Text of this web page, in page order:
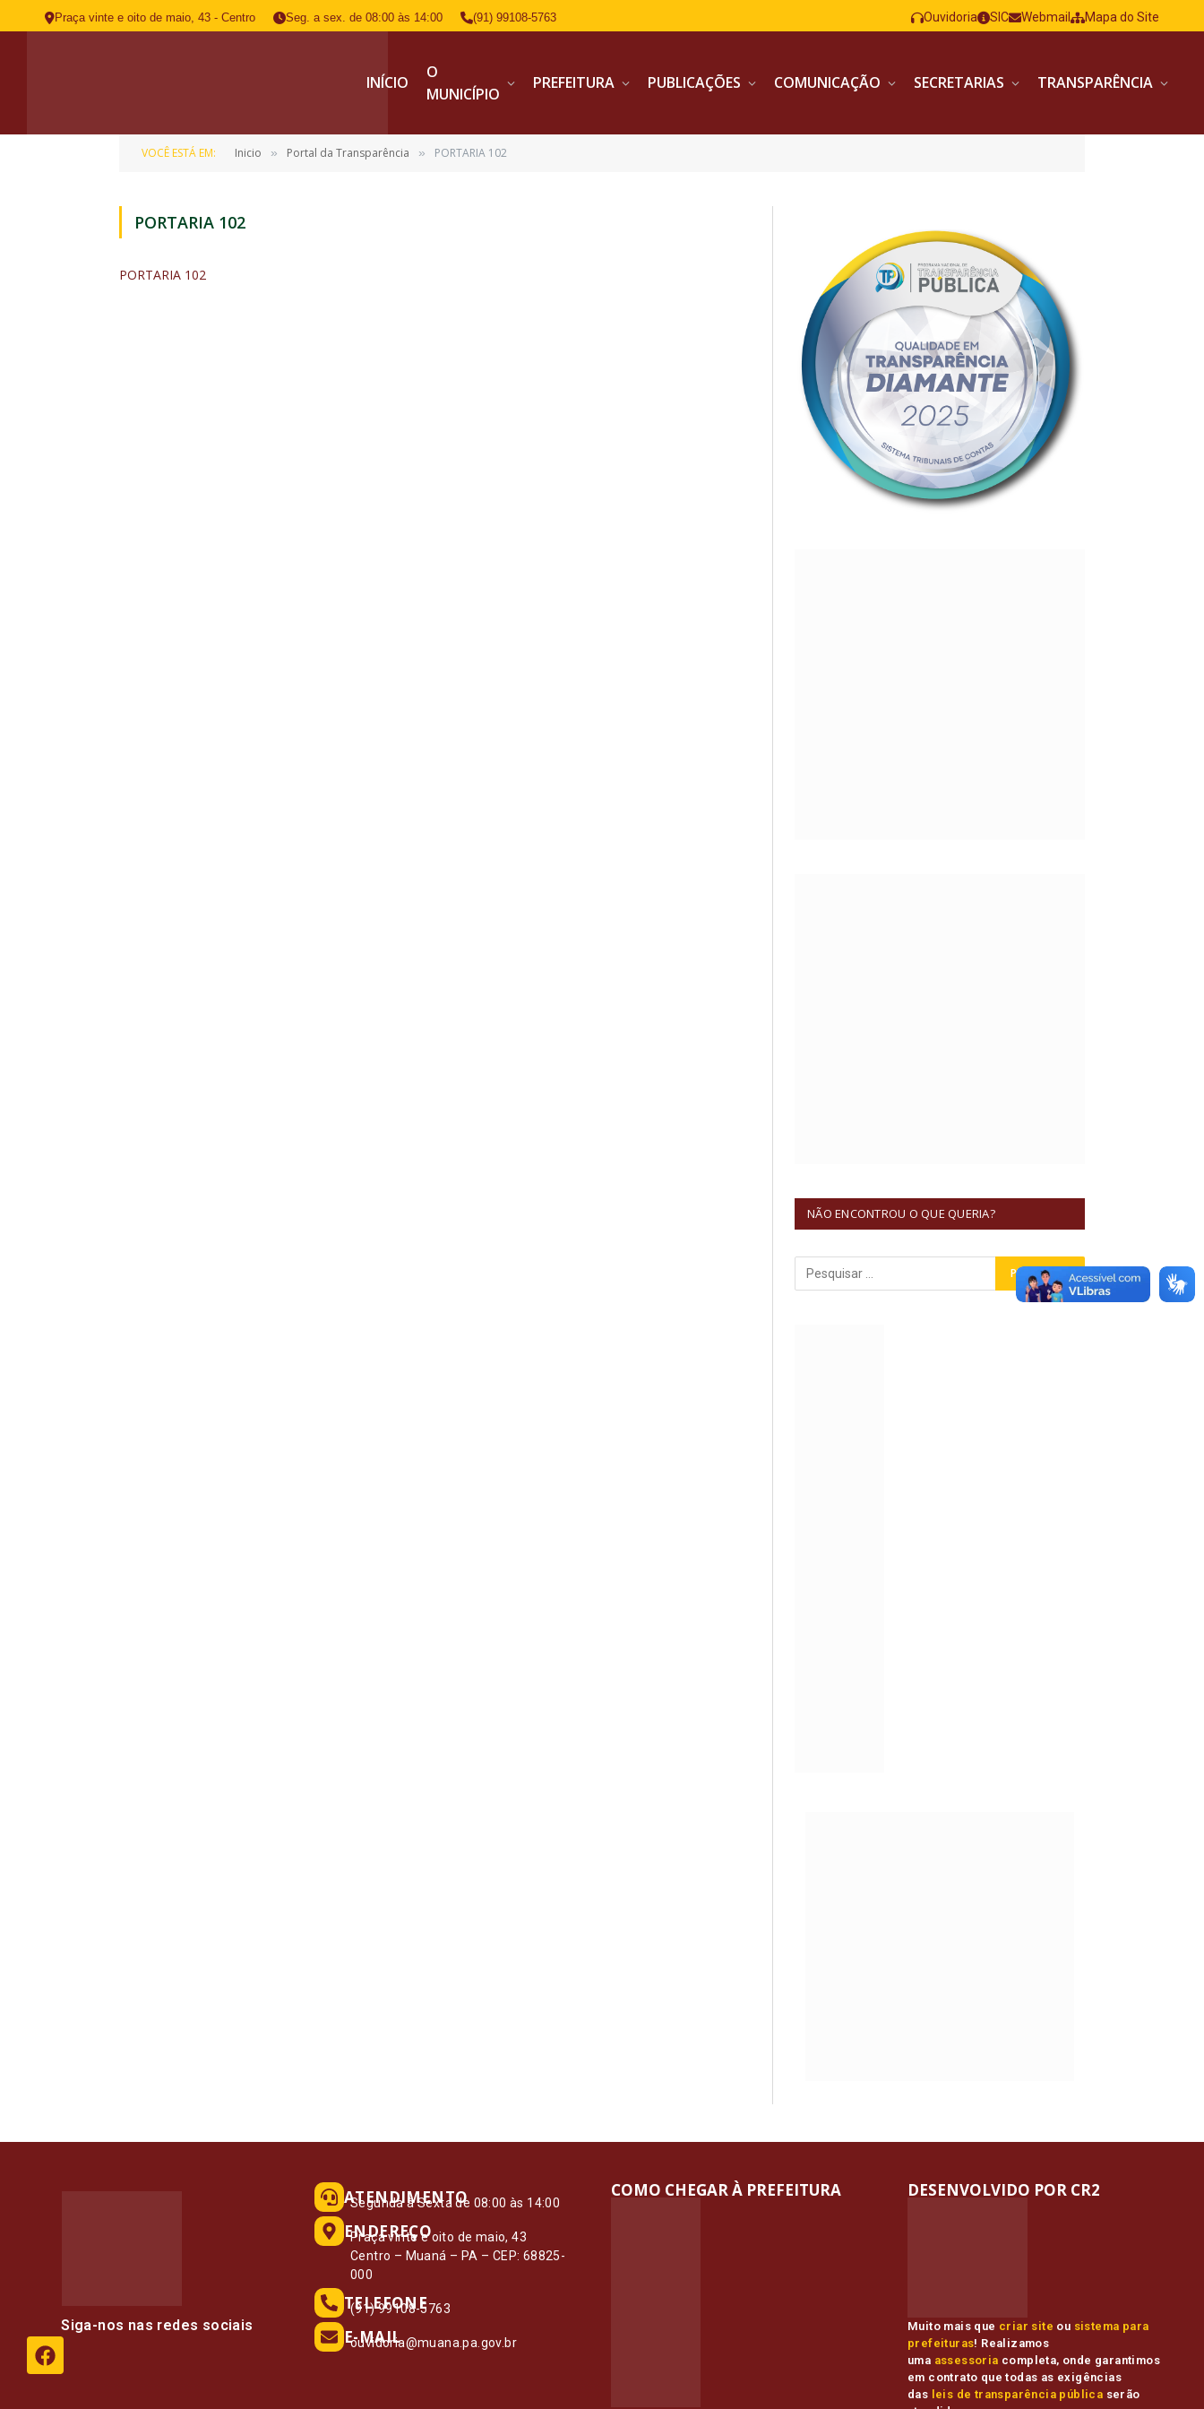
Praça vinte e oito de maio, 43 - Centro Seg. a sex. de 08:00 às 14:00 (91) 99108-5763 Ouvidoria SIC Webmail Mapa do Site
INÍCIO
O
MUNICÍPIO
PREFEITURA PUBLICAÇÕES COMUNICAÇÃO SECRETARIAS TRANSPARÊNCIA
VOCÊ ESTÁ EM: Inicio » Portal da Transparência » PORTARIA 102
PORTARIA 102
PORTARIA 102
NÃO ENCONTROU O QUE QUERIA?
Siga-nos nas redes sociais
ATENDIMENTO
Segunda à Sexta de 08:00 às 14:00
ENDEREÇO
Praça vinte e oito de maio, 43
Centro – Muaná – PA – CEP: 68825-
000
TELEFONE
(91) 99108-5763
E-MAIL
ouvidoria@muana.pa.gov.br
COMO CHEGAR À PREFEITURA
Muito mais que criar site ou sistema para
prefeituras! Realizamos
uma assessoria completa, onde garantimos
em contrato que todas as exigências
das leis de transparência pública serão
DESENVOLVIDO POR CR2